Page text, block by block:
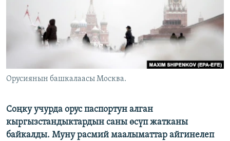
ЭЕ/АРнун бардык сайттары
Орусиянын башкалаасы Москва.
Соңку учурда орус паспортун алган
кыргызстандыктардын саны өсүп жатканы
байкалды. Муну расмий маалыматтар айгинелеп